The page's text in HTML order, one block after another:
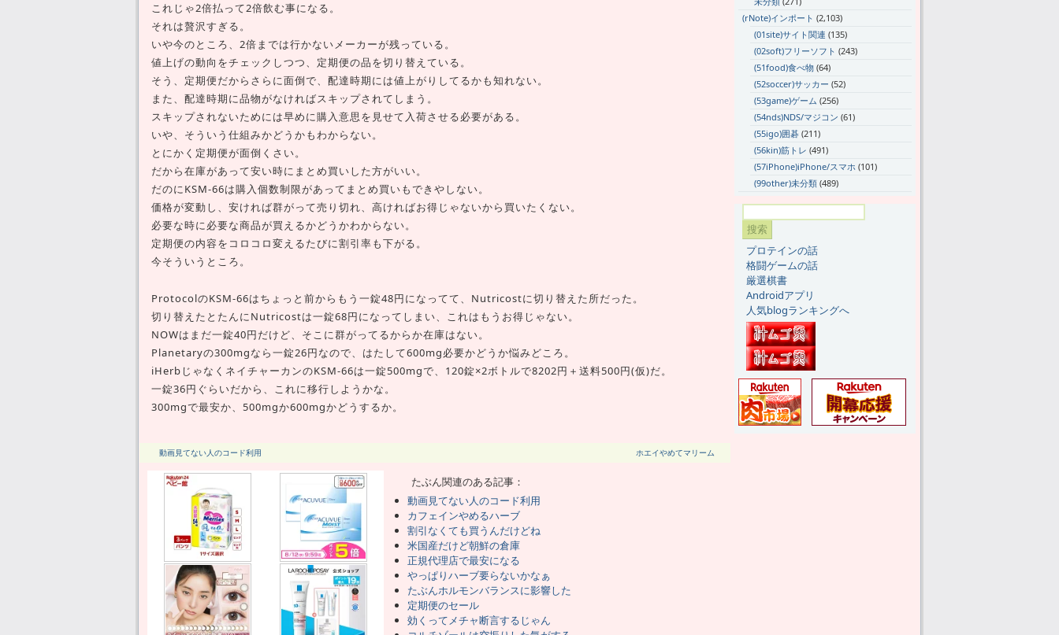
これじゃ2倍払って2倍飲む事になる。
それは贅沢すぎる。
いや今のところ、2倍までは行かないメーカーが残っている。
値上げの動向をチェックしつつ、定期便の品を切り替えている。
そう、定期便だからさらに面倒で、配達時期には値上がりしてるかも知れない。
また、配達時期に品物がなければスキップされてしまう。
スキップされないためには早めに購入意思を見せて入荷させる必要がある。
いや、そういう仕組みかどうかもわからない。
とにかく定期便が面倒くさい。
だから在庫があって安い時にまとめ買いした方がいい。
だのにKSM-66は購入個数制限があってまとめ買いもできやしない。
価格が変動し、安ければ群がって売り切れ、高ければお得じゃないから買いたくない。
必要な時に必要な商品が買えるかどうかわからない。
定期便の内容をコロコロ変えるたびに割引率も下がる。
今そういうところ。
ProtocolのKSM-66はちょっと前からもう一錠48円になってて、Nutricostに切り替えた所だった。
切り替えたとたんにNutricostは一錠68円になってしまい、これはもうお得じゃない。
NOWはまだ一錠40円だけど、そこに群がってるからか在庫はない。
Planetaryの300mgなら一錠26円なので、はたして600mg必要かどうか悩みどころ。
iHerbじゃなくネイチャーカンのKSM-66は一錠500mgで、120錠×2ボトルで8202円＋送料500円(仮)だ。
一錠36円ぐらいだから、これに移行しようかな。
300mgで最安か、500mgか600mgかどうするか。
動画見てない人のコード利用 ホエイやめてマリーム
たぶん関連のある記事：
動画見てない人のコード利用
カフェインやめるハーブ
割引なくても買うんだけどね
米国産だけど朝鮮の倉庫
正規代理店で最安になる
やっぱりハーブ要らないかなぁ
たぶんホルモンバランスに影響した
定期便のセール
効くってメチャ断言するじゃん
(rNote)インポート (2,103)
(01site)サイト関連 (135)
(02soft)フリーソフト (243)
(51food)食べ物 (64)
(52soccer)サッカー (52)
(53game)ゲーム (256)
(54nds)NDS/マジコン (61)
(55igo)囲碁 (211)
(56kin)筋トレ (491)
(57iPhone)iPhone/スマホ (101)
(99other)未分類 (489)
プロテインの話
格闘ゲームの話
厳選棋書
Androidアプリ
人気blogランキングへ